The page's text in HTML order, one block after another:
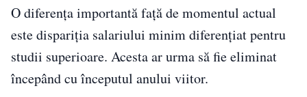
O diferenţa importantă faţă de momentul actual
este dispariţia salariului minim diferenţiat pentru
studii superioare. Acesta ar urma să fie eliminat
începând cu începutul anului viitor.